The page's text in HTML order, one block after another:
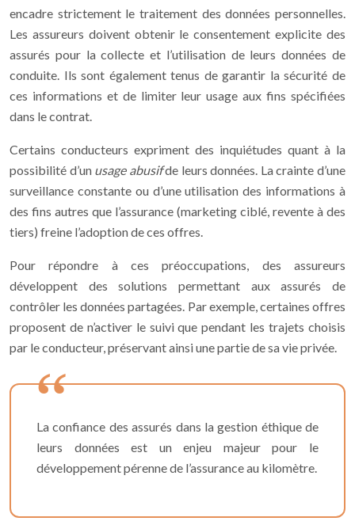
encadre strictement le traitement des données personnelles.
Les assureurs doivent obtenir le consentement explicite des
assurés pour la collecte et l’utilisation de leurs données de
conduite. Ils sont également tenus de garantir la sécurité de
ces informations et de limiter leur usage aux fins spécifiées
dans le contrat.
Certains conducteurs expriment des inquiétudes quant à la
possibilité d’un usage abusifde leurs données. La crainte d’une
surveillance constante ou d’une utilisation des informations à
des fins autres que l’assurance (marketing ciblé, revente à des
tiers) freine l’adoption de ces offres.
Pour répondre à ces préoccupations, des assureurs
développent des solutions permettant aux assurés de
contrôler les données partagées. Par exemple, certaines offres
proposent de n’activer le suivi que pendant les trajets choisis
par le conducteur, préservant ainsi une partie de sa vie privée.
La confiance des assurés dans la gestion éthique de
leurs données est un enjeu majeur pour le
développement pérenne de l’assurance au kilomètre.